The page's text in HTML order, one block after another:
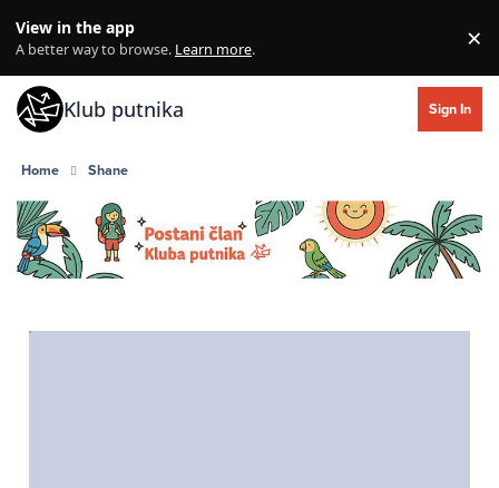
View in the app
A better way to browse. Learn more. ×
Klub putnika Sign In
Home Shane